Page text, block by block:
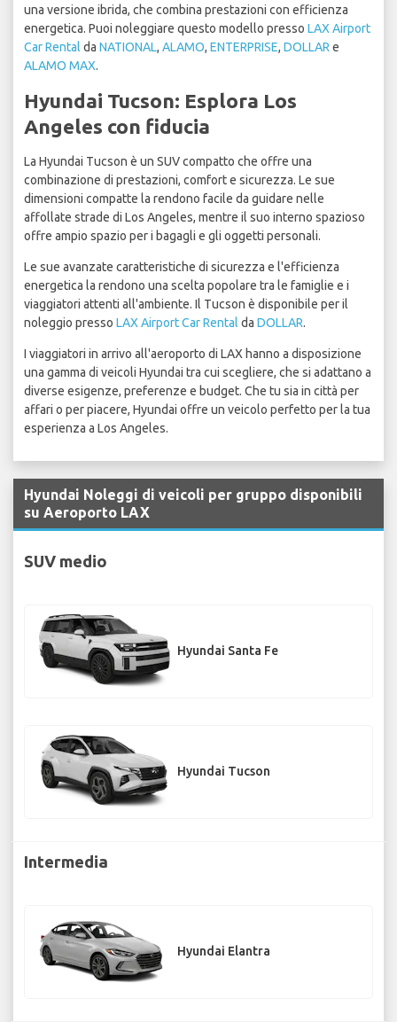
una versione ibrida, che combina prestazioni con efficienza
energetica. Puoi noleggiare questo modello presso LAX Airport
Car Rental da NATIONAL, ALAMO, ENTERPRISE, DOLLAR e
ALAMO MAX.
Hyundai Tucson: Esplora Los
Angeles con fiducia
La Hyundai Tucson è un SUV compatto che offre una
combinazione di prestazioni, comfort e sicurezza. Le sue
dimensioni compatte la rendono facile da guidare nelle
affollate strade di Los Angeles, mentre il suo interno spazioso
offre ampio spazio per i bagagli e gli oggetti personali.
Le sue avanzate caratteristiche di sicurezza e l'efficienza
energetica la rendono una scelta popolare tra le famiglie e i
viaggiatori attenti all'ambiente. Il Tucson è disponibile per il
noleggio presso LAX Airport Car Rental da DOLLAR.
I viaggiatori in arrivo all'aeroporto di LAX hanno a disposizione
una gamma di veicoli Hyundai tra cui scegliere, che si adattano a
diverse esigenze, preferenze e budget. Che tu sia in città per
affari o per piacere, Hyundai offre un veicolo perfetto per la tua
esperienza a Los Angeles.
Hyundai Noleggi di veicoli per gruppo disponibili
su Aeroporto LAX
SUV medio
Hyundai Santa Fe
Hyundai Tucson
Intermedia
Hyundai Elantra